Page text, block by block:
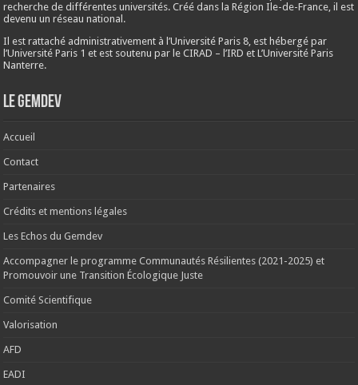
recherche de différentes universités. Créé dans la Région Ile-de-France, il est
devenu un réseau national.
Il est rattaché administrativement à l’Université Paris 8, est hébergé par
l’Université Paris 1 et est soutenu par le CIRAD – l’IRD et L’Université Paris
Nanterre.
Le Gemdev
Accueil
Contact
Partenaires
Crédits et mentions légales
Les Echos du Gemdev
Accompagner le programme Communautés Résilientes (2021-2025) et
Promouvoir une Transition Écologique Juste
Comité Scientifique
Valorisation
AFD
EADI